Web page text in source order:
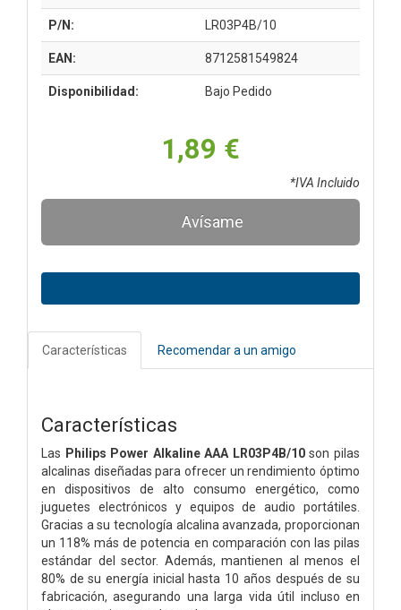
P/N: LR03P4B/10
EAN: 8712581549824
Disponibilidad: Bajo Pedido
1,89 €
*IVA Incluido
Avísame
Características Recomendar a un amigo
Características
Las Philips Power Alkaline AAA LR03P4B/10son pilas
alcalinas diseñadas para ofrecer un rendimiento óptimo
en dispositivos de alto consumo energético, como
juguetes electrónicos y equipos de audio portátiles.
Gracias a su tecnología alcalina avanzada, proporcionan
un 118% más de potencia en comparación con las pilas
estándar del sector. Además, mantienen al menos el
80% de su energía inicial hasta 10 años después de su
fabricación, asegurando una larga vida útil incluso en